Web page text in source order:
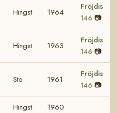
Hingst 1964
Fröjdis
146 📷
Hingst 1963
Fröjdis
146 📷
Sto 1961
Fröjdis
146 📷
Hingst 1960